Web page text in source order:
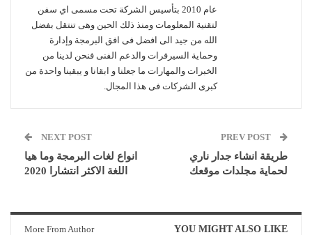
عام 2010 بتأسيس الشركة تحت مسمى اي سفن
لتقنية المعلومات ومنذ ذلك الحين وهى تنتقل بفضل
الله من جيد الى افضل فى افق البرمجة وإدارة
وحماية السيرفرات والدعم الفنى فنحن لدينا من
الخبرات والمهارات ما جعلنا و ابقانا و يبقينا واحدة من
كبرى الشركات فى هذا المجال.
طريقة انشاء جدار ناري
لحماية مجلدات موقعك
NEXT POST
انواع لغات البرمجة وما هيا
اللغة الاكثر انتشارا 2020
YOU MIGHT ALSO LIKE
More From Author